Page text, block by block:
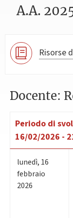
A.A.
Risorse
Docente:
Periodo di
16/02/2026 -
lunedì, 16
febbraio
2026